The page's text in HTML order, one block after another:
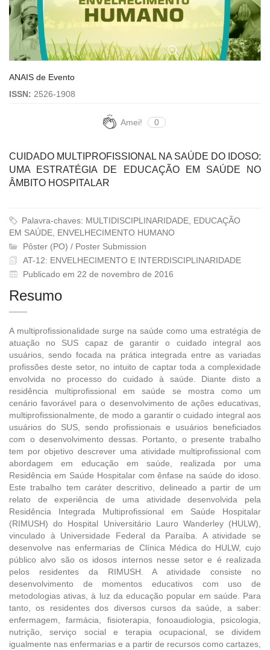
ANAIS de Evento
ISSN: 2526-1908
Amei! 0
CUIDADO MULTIPROFISSIONAL NA SAÚDE DO IDOSO:
UMA ESTRATÉGIA DE EDUCAÇÃO EM SAÚDE NO
ÂMBITO HOSPITALAR
Palavra-chaves: MULTIDISCIPLINARIDADE, EDUCAÇÃO
EM SAÚDE, ENVELHECIMENTO HUMANO
Pôster (PO) / Poster Submission
AT-12: ENVELHECIMENTO E INTERDISCIPLINARIDADE
Publicado em 22 de novembro de 2016
Resumo
A multiprofissionalidade surge na saúde como uma estratégia de
atuação no SUS capaz de garantir o cuidado integral aos
usuários, sendo focada na prática integrada entre as variadas
profissões deste setor, no intuito de captar toda a complexidade
envolvida no processo do cuidado à saúde. Diante disto a
residência multiprofissional em saúde se mostra como um
cenário favorável para o desenvolvimento de ações educativas,
multiprofissionalmente, de modo a garantir o cuidado integral aos
usuários do SUS, sendo profissionais e usuários beneficiados
com o desenvolvimento dessas. Portanto, o presente trabalho
tem por objetivo descrever uma atividade multiprofissional com
abordagem em educação em saúde, realizada por uma
Residência em Saúde Hospitalar com ênfase na saúde do idoso.
Este trabalho tem caráter descritivo, delineado a partir de um
relato de experiência de uma atividade desenvolvida pela
Residência Integrada Multiprofissional em Saúde Hospitalar
(RIMUSH) do Hospital Universitário Lauro Wanderley (HULW),
vinculado à Universidade Federal da Paraíba. A atividade se
desenvolve nas enfermarias de Clínica Médica do HULW, cujo
público alvo são os idosos internos nesse setor e é realizada
pelos residentes da RIMUSH. A atividade consiste no
desenvolvimento de momentos educativos com uso de
metodologias ativas, à luz da educação popular em saúde. Para
tanto, os residentes dos diversos cursos da saúde, a saber:
enfermagem, farmácia, fisioterapia, fonoaudiologia, psicologia,
nutrição, serviço social e terapia ocupacional, se dividem
igualmente nas enfermarias e a partir de recursos como cartazes,